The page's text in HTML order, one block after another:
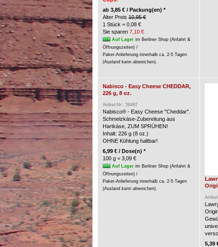
ab 3,85 € / Packung(en) *
Alter Preis 10,95 €
1 Stück = 0,08 €
Sie sparen 7,10 €
Auf Lagerim Berliner Shop (Anfahrt &
Öffnungszeiten) /
Paket-Anlieferung innerhalb ca. 2-5 Tagen
(Ausland kann abweichen).
Nabisco - Easy Cheese CHEDDAR,
226 g, 8 oz.
Artikel-Nr.: 58497
Nabisco® - Easy Cheese "Cheddar".
Schmelzkäse-Zubereitung aus
Hartkäse, ZUM SPRÜHEN!
Inhalt: 226 g (8 oz.)
OHNE Kühlung haltbar!
6,99 € / Dose(n) *
100 g = 3,09 €
Auf Lagerim Berliner Shop (Anfahrt &
Öffnungszeiten) /
Paket-Anlieferung innerhalb ca. 2-5 Tagen
(Ausland kann abweichen).
5,39